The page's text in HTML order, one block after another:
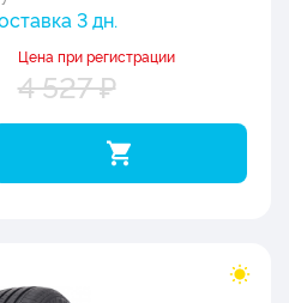
3 дн.
Цена при регистрации
4 527 ₽